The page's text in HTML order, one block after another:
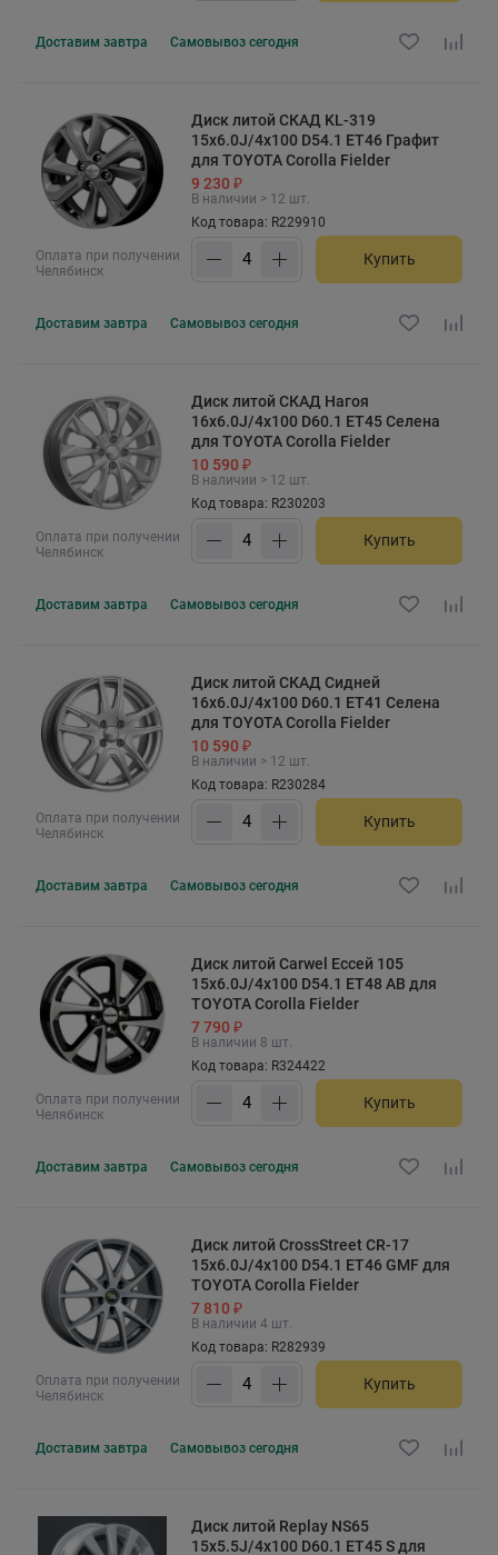
Доставим завтра Самовывоз сегодня
Оплата при получении
Челябинск
Диск литой СКАД KL-319
15x6.0J/4x100 D54.1 ET46 Графит
для TOYOTA Corolla Fielder
9 230 ₽
В наличии > 12 шт.
Код товара: R229910
Купить
Доставим завтра Самовывоз сегодня
Оплата при получении
Челябинск
Диск литой СКАД Нагоя
16x6.0J/4x100 D60.1 ET45 Селена
для TOYOTA Corolla Fielder
10 590 ₽
В наличии > 12 шт.
Код товара: R230203
Купить
Доставим завтра Самовывоз сегодня
Оплата при получении
Челябинск
Диск литой СКАД Сидней
16x6.0J/4x100 D60.1 ET41 Селена
для TOYOTA Corolla Fielder
10 590 ₽
В наличии > 12 шт.
Код товара: R230284
Купить
Доставим завтра Самовывоз сегодня
Оплата при получении
Челябинск
Диск литой Carwel Ессей 105
15x6.0J/4x100 D54.1 ET48 AB для
TOYOTA Corolla Fielder
7 790 ₽
В наличии 8 шт.
Код товара: R324422
Купить
Доставим завтра Самовывоз сегодня
Оплата при получении
Челябинск
Диск литой CrossStreet CR-17
15x6.0J/4x100 D54.1 ET46 GMF для
TOYOTA Corolla Fielder
7 810 ₽
В наличии 4 шт.
Код товара: R282939
Купить
Доставим завтра Самовывоз сегодня
Диск литой Replay NS65
15x5.5J/4x100 D60.1 ET45 S для